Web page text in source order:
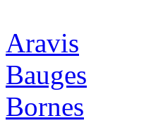
Aravis
Bauges
Bornes